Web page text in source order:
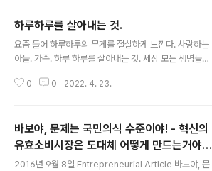
하루하루를 살아내는 것.
요즘 들어 하루하루의 무게를 절실하게 느낀다. 사랑하는
아들. 가족. 하루 하루를 살아내는 것. 세상 모든 생명들이
다운 것 같다.
0 0 2022. 4. 23.
바보야, 문제는 국민의식 수준이야! - 혁신의
유효소비시장은 도대체 어떻게 만드는거야? -
기업가정신 문화센터
2016년 9월 8일 Entrepreneurial Article 바보야, 문